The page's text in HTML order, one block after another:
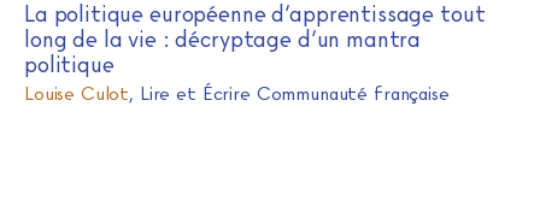
La politique européenne d’apprentissage tout
long de la vie : décryptage d’un mantra
politique
Louise Culot, Lire et Écrire Communauté française